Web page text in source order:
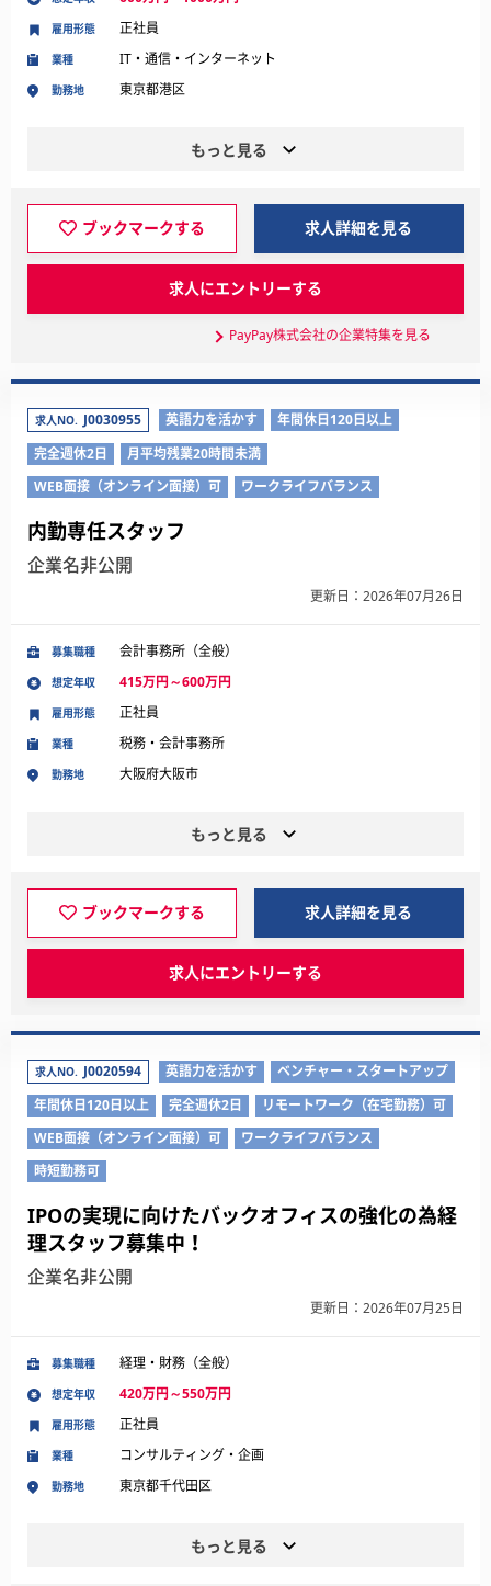
業種 IT・通信・インターネット
勤務地 東京都港区
雇用形態 正社員
もっと見る
ブックマークする 求人詳細を見る
求人にエントリーする
PayPay株式会社の企業特集を見る
求人NO. J0030955 英語力を活かす
年間休日120日以上
完全週休2日
月平均残業20時間未満
WEB面接（オンライン面接）可
ワークライフバランス
内勤専任スタッフ
企業名非公開
更新日：2026年07月26日
募集職種 会計事務所（全般）
想定年収 415万円～600万円
業種 税務・会計事務所
勤務地 大阪府大阪市
雇用形態 正社員
もっと見る
ブックマークする 求人詳細を見る
求人にエントリーする
求人NO. J0020594 英語力を活かす
ベンチャー・スタートアップ
年間休日120日以上
完全週休2日
リモートワーク（在宅勤務）可
WEB面接（オンライン面接）可
ワークライフバランス
時短勤務可
IPOの実現に向けたバックオフィスの強化の為経
理スタッフ募集中！
企業名非公開
更新日：2026年07月25日
募集職種 経理・財務（全般）
想定年収 420万円～550万円
業種 コンサルティング・企画
勤務地 東京都千代田区
雇用形態 正社員
もっと見る